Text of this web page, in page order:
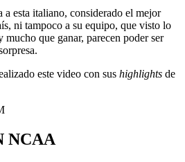
a esta italiano, considerado el mejor
ni tampoco a su equipo, que visto lo
que ganar, parecen poder ser
este video con sus highlights de
NCAA